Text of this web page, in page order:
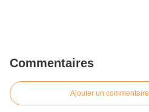
Commentaires
Ajouter un commentaire